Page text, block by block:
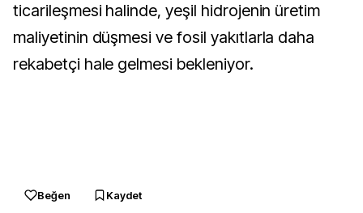
ticarileşmesi halinde, yeşil hidrojenin üretim
maliyetinin düşmesi ve fosil yakıtlarla daha
rekabetçi hale gelmesi bekleniyor.
Beğen Kaydet